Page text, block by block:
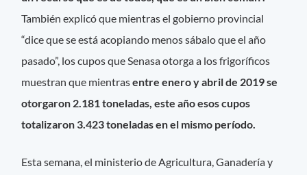
También explicó que mientras el gobierno provincial
“dice que se está acopiando menos sábalo que el año
pasado”, los cupos que Senasa otorga a los frigoríficos
muestran que mientrasentre enero y abril de 2019 se
otorgaron 2.181 toneladas, este año esos cupos
totalizaron 3.423 toneladas en el mismo período.
Esta semana, el ministerio de Agricultura, Ganadería y